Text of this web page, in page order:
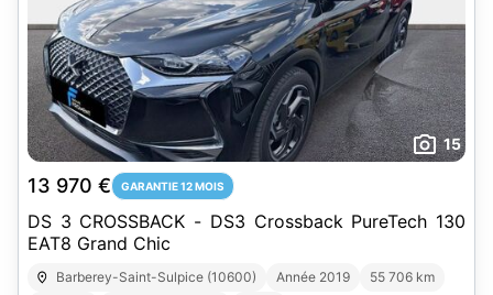
15
13 970 € GARANTIE 12 MOIS
DS 3 CROSSBACK - DS3 Crossback PureTech 130
EAT8 Grand Chic
Barberey-Saint-Sulpice (10600) Année 2019
55 706 km